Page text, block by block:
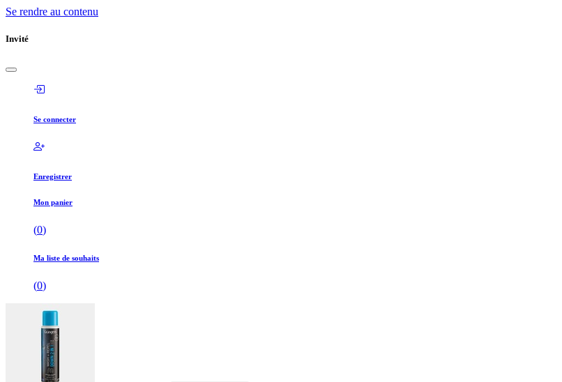
Se rendre au contenu
Invité
Se connecter
Enregistrer
Mon panier
(0)
Ma liste de souhaits
(0)